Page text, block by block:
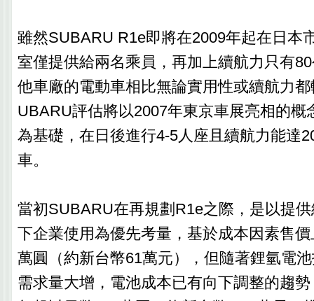
雖然SUBARU R1e即將在2009年起在日本
室僅提供給兩名乘員，再加上續航力只有
他車廠的電動車相比無論實用性或續航力
UBARU評估將以2007年東京車展亮相的概
為基礎，在日後進行4-5人座且續航力能達
車。
當初SUBARU在再規劃R1e之際，是以提
下企業使用為優先考量，基於成本因素售
萬圓（約新台幣61萬元），但隨著鋰氫電
需求量大增，電池成本已有向下調整的趨